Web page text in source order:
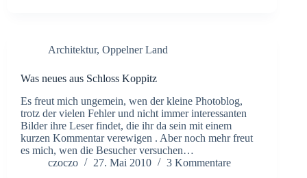
Architektur, Oppelner Land
Was neues aus Schloss Koppitz
Es freut mich ungemein, wen der kleine Photoblog,
trotz der vielen Fehler und nicht immer interessanten
Bilder ihre Leser findet, die ihr da sein mit einem
kurzen Kommentar verewigen . Aber noch mehr freut
es mich, wen die Besucher versuchen…
czoczo
27. Mai 2010 3 Kommentare